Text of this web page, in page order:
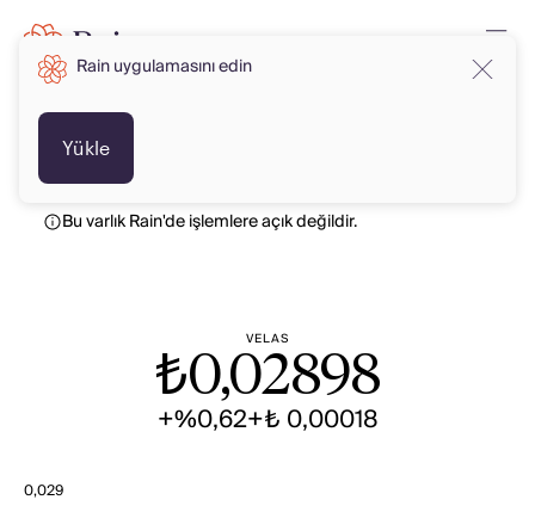
Bu varlık Rain'de işlemlere açık değildir.
VELAS
₺0,02898
+%0,62+₺ 0,00018
0,029
Rain uygulamasını edin
Yükle